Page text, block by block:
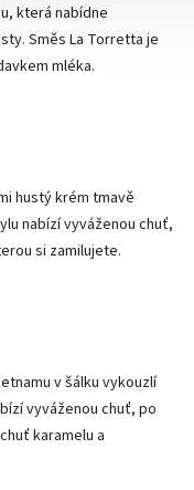
která nabídne
Směs La Torretta je
mléka.
hustý krém tmavě
nabízí vyváženou chuť,
si zamilujete.
v šálku vykouzlí
vyváženou chuť, po
karamelu a